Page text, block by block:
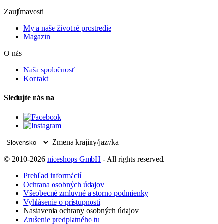
Zaujímavosti
My a naše životné prostredie
Magazín
O nás
Naša spoločnosť
Kontakt
Sledujte nás na
Zmena krajiny/jazyka
© 2010-2026 niceshops GmbH - All rights reserved.
Prehľad informácií
Ochrana osobných údajov
Všeobecné zmluvné a storno podmienky
Vyhlásenie o prístupnosti
Nastavenia ochrany osobných údajov
Zrušenie predplatného tu